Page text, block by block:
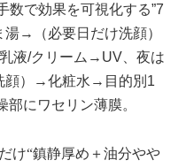
数で効果を可視化する”7
→（必要日だけ洗顔）
液/クリーム→UV、夜は
顔）→化粧水→目的別1
にワセリン薄膜。
け“鎮静厚め＋油分やや